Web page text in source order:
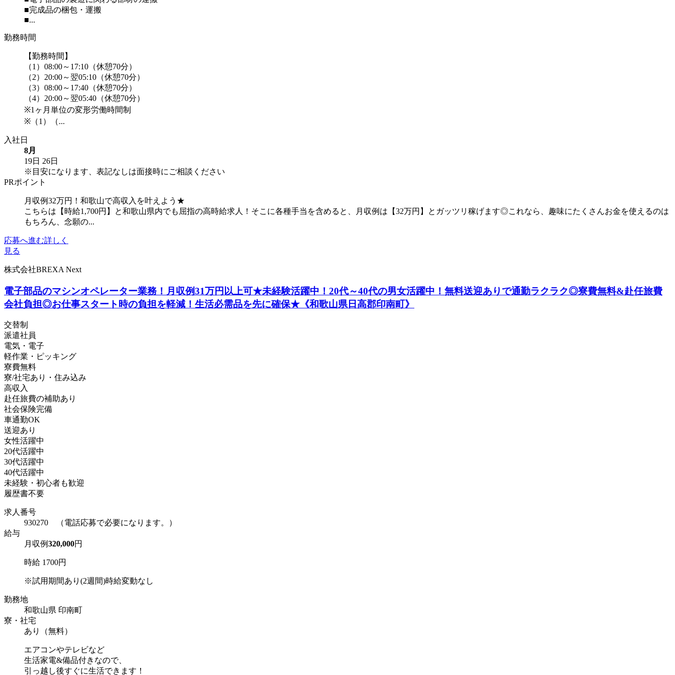
■完成品の梱包・運搬
■...
勤務時間
【勤務時間】
（1）08:00～17:10（休憩70分）
（2）20:00～翌05:10（休憩70分）
（3）08:00～17:40（休憩70分）
（4）20:00～翌05:40（休憩70分）
※1ヶ月単位の変形労働時間制
※（1）（...
入社日
8月
19日 26日
※目安になります、表記なしは面接時にご相談ください
PRポイント
月収例32万円！和歌山で高収入を叶えよう★
こちらは【時給1,700円】と和歌山県内でも屈指の高時給求人！そこに各種手当を含めると、月収例は【32万円】とガッツリ稼げます◎これなら、趣味にたくさんお金を使えるのは
もちろん、念願の...
応募へ進む詳しく
見る
株式会社BREXA Next
電子部品のマシンオペレーター業務！月収例31万円以上可★未経験活躍中！20代～40代の男女活躍中！無料送迎ありで通勤ラクラク◎寮費無料&赴任旅費
会社負担◎お仕事スタート時の負担を軽減！生活必需品を先に確保★《和歌山県日高郡印南町》
交替制
派遣社員
電気・電子
軽作業・ピッキング
寮費無料
寮/社宅あり・住み込み
高収入
赴任旅費の補助あり
社会保険完備
車通勤OK
送迎あり
女性活躍中
20代活躍中
30代活躍中
40代活躍中
未経験・初心者も歓迎
履歴書不要
求人番号
930270 （電話応募で必要になります。）
給与
月収例320,000円
時給 1700円
※試用期間あり(2週間)時給変動なし
勤務地
和歌山県 印南町
寮・社宅
あり（無料）
エアコンやテレビなど
生活家電&備品付きなので、
引っ越し後すぐに生活できます！